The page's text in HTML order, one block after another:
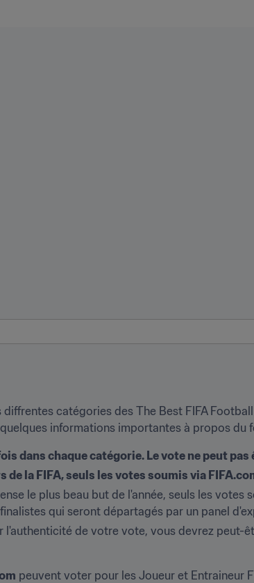
catégories des The Best FIFA
informations importantes à propos
dans chaque catégorie. Le vote ne peut pas
de la FIFA, seuls les votes soumis via
le plus beau but de l'année, seuls les votes
qui seront départagés par un panel
l'authenticité de votre vote, vous devrez peut-
peuvent voter pour les Joueur et Entraineur